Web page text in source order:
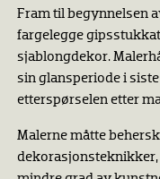
Fram til begynnelsen
fargelegge
sjablongdekor.
sin glansperiode i
etterspørselen etter
Malerne måtte
dekorasjonsteknikker,